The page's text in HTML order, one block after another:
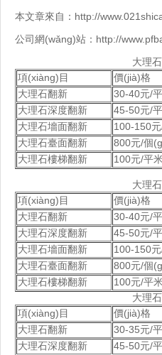
本文章來自： http://
公司網(wǎng)站： http://
大理
項(xiàng)目
價(jià)格
大理石翻新
30-40元/
大理石深度翻新
45-50元/
大理石墻面翻新
100-150
大理石臺面翻新
800元/個
大理石樓梯翻新
100元/平米
大理
項(xiàng)目
價(jià)格
大理石翻新
30-40元/
大理石深度翻新
45-50元/
大理石墻面翻新
100-150
大理石臺面翻新
800元/個
大理石樓梯翻新
100元/平米
大理
項(xiàng)目
價(jià)格
大理石翻新
30-35元/
大理石深度翻新
45-50元/